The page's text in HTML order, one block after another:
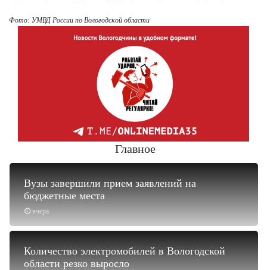
Фото: УМВД России по Вологодской области
Главное
вчера
Вузы завершили прием заявлений на
бюджетные места
Количество электромобилей в Вологодской
области резко выросло